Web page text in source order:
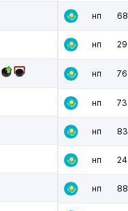
нп 68
нп 29
нп 76
нп 73
нп 83
нп 24
нп 88